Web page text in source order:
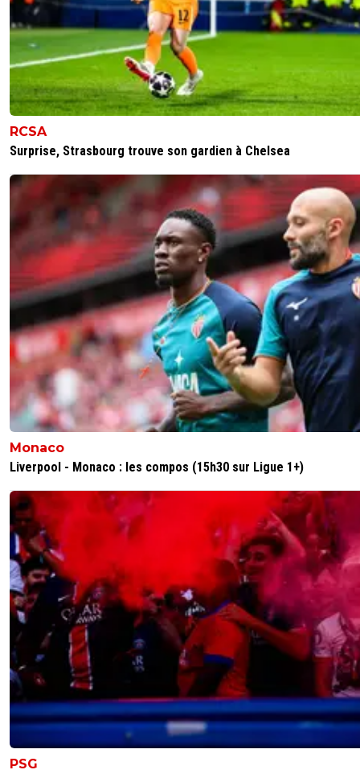
RCSA
Surprise, Strasbourg trouve son gardien à Chelsea
Monaco
Liverpool - Monaco : les compos (15h30 sur Ligue 1+)
PSG